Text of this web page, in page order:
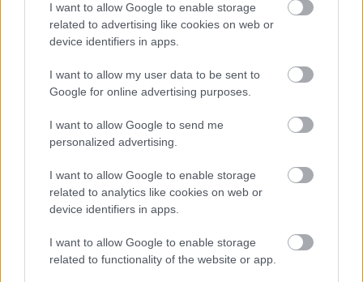
I want to allow Google to enable storage
related to advertising like cookies on web or
device identifiers in apps.
I want to allow my user data to be sent to
Google for online advertising purposes.
I want to allow Google to send me
personalized advertising.
I want to allow Google to enable storage
related to analytics like cookies on web or
device identifiers in apps.
I want to allow Google to enable storage
related to functionality of the website or app.
της διαδρομής. Δυστυχώς δεν μπορούσαν να
κάνουν το ίδιο για τα μπάζα που βρήκαν στον
παλιό δρόμο στα Ρετσινάδικα.
Η προσφορά στην κοινωνία και το περιβάλλον
είναι συνώνυμο της προσκοπικής ζωής! Μέσα
από το προσκοπικό παιχνίδι με απλές
καθημερινές πράξεις, προσπαθούμε να
καλύτερο κόσμο.
Οι Πρόσκοποι, μέσω των προγραμμάτων, των
δράσεων και των διαχρονικών αξιών τους, για
περισσότερα από 110 χρόνια εφαρμόζουν
έμπρακτα στους17 στόχους βιώσιμης